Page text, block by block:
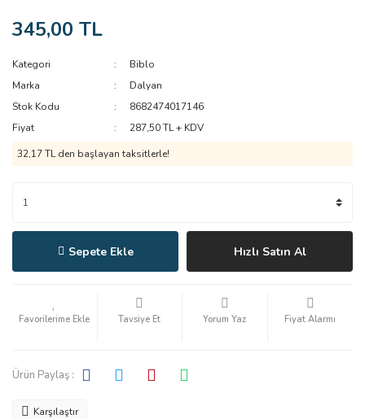
345,00 TL
Kategori
Biblo
Marka
Dalyan
Stok Kodu
8682474017146
Fiyat
287,50 TL + KDV
32,17 TL den başlayan taksitlerle!
Sepete Ekle Hızlı Satın Al
Tavsiye Et Yorum Yaz Fiyat Alarmı
Ürün Paylaş :
Karşılaştır